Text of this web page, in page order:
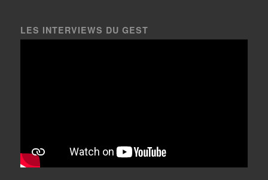
LES INTERVIEWS DU GEST